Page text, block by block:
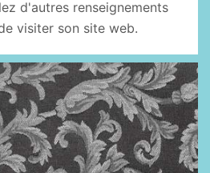
d'autres renseignements
visiter son site web.